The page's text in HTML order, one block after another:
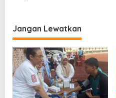
s
i
p
o
s
Jangan Lewatkan